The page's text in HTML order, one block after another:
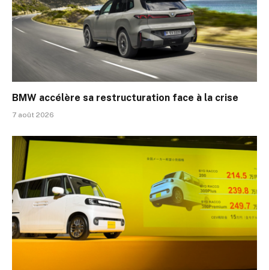
BMW accélère sa restructuration face à la crise
7 août 2026